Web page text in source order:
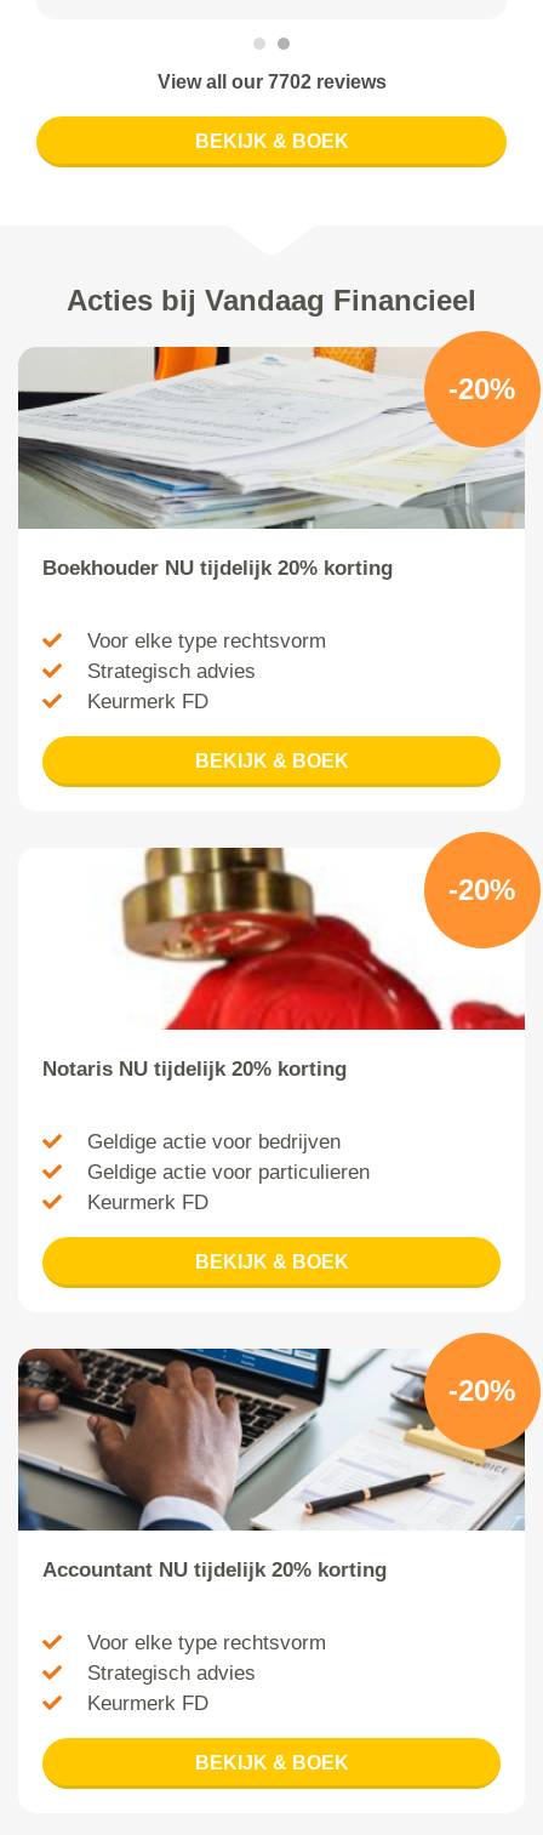
View all our 7702 reviews
BEKIJK & BOEK
Acties bij Vandaag Financieel
-20%
Boekhouder NU tijdelijk 20% korting
Voor elke type rechtsvorm
Strategisch advies
Keurmerk FD
BEKIJK & BOEK
-20%
Notaris NU tijdelijk 20% korting
Geldige actie voor bedrijven
Geldige actie voor particulieren
Keurmerk FD
BEKIJK & BOEK
-20%
Accountant NU tijdelijk 20% korting
Voor elke type rechtsvorm
Strategisch advies
Keurmerk FD
BEKIJK & BOEK